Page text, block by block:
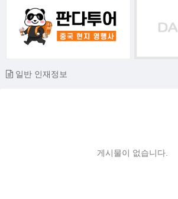
일반 인재정보
게시물이 없습니다.